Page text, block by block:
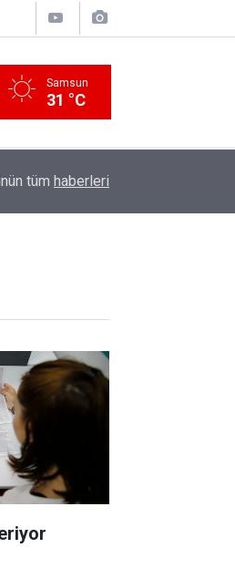
Samsun
31 °C
bu yıl 10 bin başvuru yapıldı
tüm haberleri